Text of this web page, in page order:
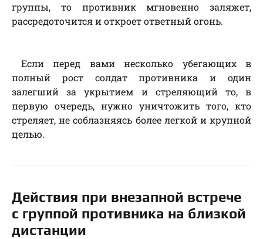
группы, то противник мгновенно заляжет,
рассредоточится и откроет ответный огонь.
Если перед вами несколько убегающих в
полный рост солдат противника и один
залегший за укрытием и стреляющий то, в
первую очередь, нужно уничтожить того, кто
стреляет, не соблазняясь более легкой и крупной
целью.
Действия при внезапной встрече
с группой противника на близкой
дистанции